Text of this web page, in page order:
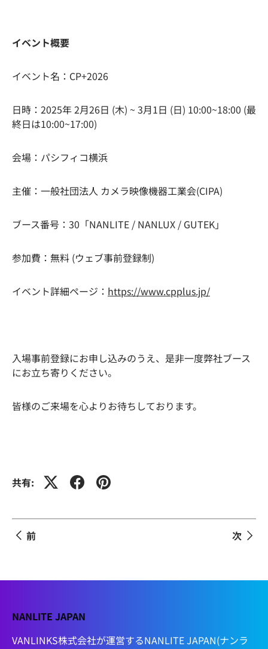
イベント概要
イベント名：CP+2026
日時：2025年 2月26日 (木) ~ 3月1日 (日) 10:00~18:00 (最
終日は10:00~17:00)
会場：パシフィコ横浜
主催：一般社団法人 カメラ映像機器工業会(CIPA)
ブース番号：30「NANLITE / NANLUX / GUTEK」
参加費：無料 (ウェブ事前登録制)
イベント詳細ページ： https://www.cpplus.jp/
入場事前登録にお申し込みのうえ、是非一度弊社ブース
にお立ち寄りください。
皆様のご来場を心よりお待ちしております。
共有:
前 次
NANLITE JAPAN
VANLINKS株式会社が運営するNANLITE JAPAN(ナンラ